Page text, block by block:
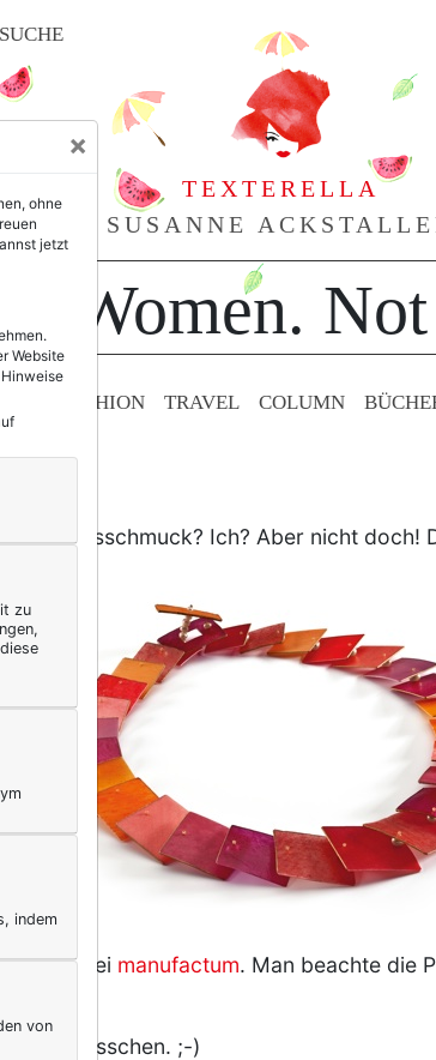
SUCHE
TEXTERELLA
SUSANNE
Women.
& FASHION TRAVEL COLUMN
Halsschmuck? Ich? Aber nicht doch!
bei manufactum. Man beachte die
Kein bisschen. ;-)
×
ohne
jetzt
Website
zu
indem
von